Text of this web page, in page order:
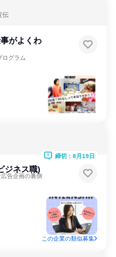
伝
がよくわ
ログラム
ジネス職)
告企画の裏側
締切：8月19日
この企業の類似募集